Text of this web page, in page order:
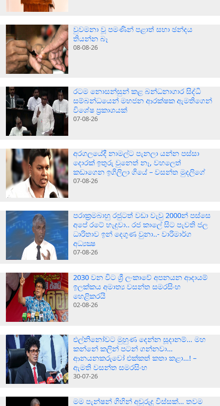
වුවමනා වූ පමණින් පළාත් සභා ඡන්දය
තියන්න බෑ
08-08-26
රටම නොසන්සුන් කළ බන්ධනාගාර සිද්ධි
සම්බන්ධයෙන් මහජන ආරක්ෂක ඇමතිගෙන්
විශේෂ ප්‍රකාශයක්
07-08-26
අරගලයේදී නාමල්ට පැනලා යන්න පස්ස‍ා
දොරක් ඉතුරු වුනෙත් නෑ, වහලෙත්
කඩාගෙන ඉගිලිලා ගියේ – වසන්ත මුදලිගේ
07-08-26
පරාක‍්‍රමබාහු රජුටත් වඩා වැවු 2000න් පස්සෙ
අපේ රටේ හැදුවා.. රජ කාලේ සිට පැවති ජල
ධාරිතාව ඉන් දෙගුණ වුනා..- වාරිමාර්ග
අධ්‍යක්‍ෂ
07-08-26
2030 වන විට ශ්‍රී ලංකාවේ අපනයන ආදායම්
ඉලක්කය අමාත්‍ය වසන්ත සමරසිංහ
හෙළිකරයි
02-08-26
එල්නිනෝවට මුහුණ දෙන්න සූදානම්… මහ
කන්නේ කලින් පටන් ගන්නවා…
ආනයනකරුවෝ එක්කත් කතා කළා…! –
ඇමති වසන්ත සමරසිංහ
30-07-26
මම පැන්ෂන් ගිහින් අවුරුදු විස්සක්… තවම